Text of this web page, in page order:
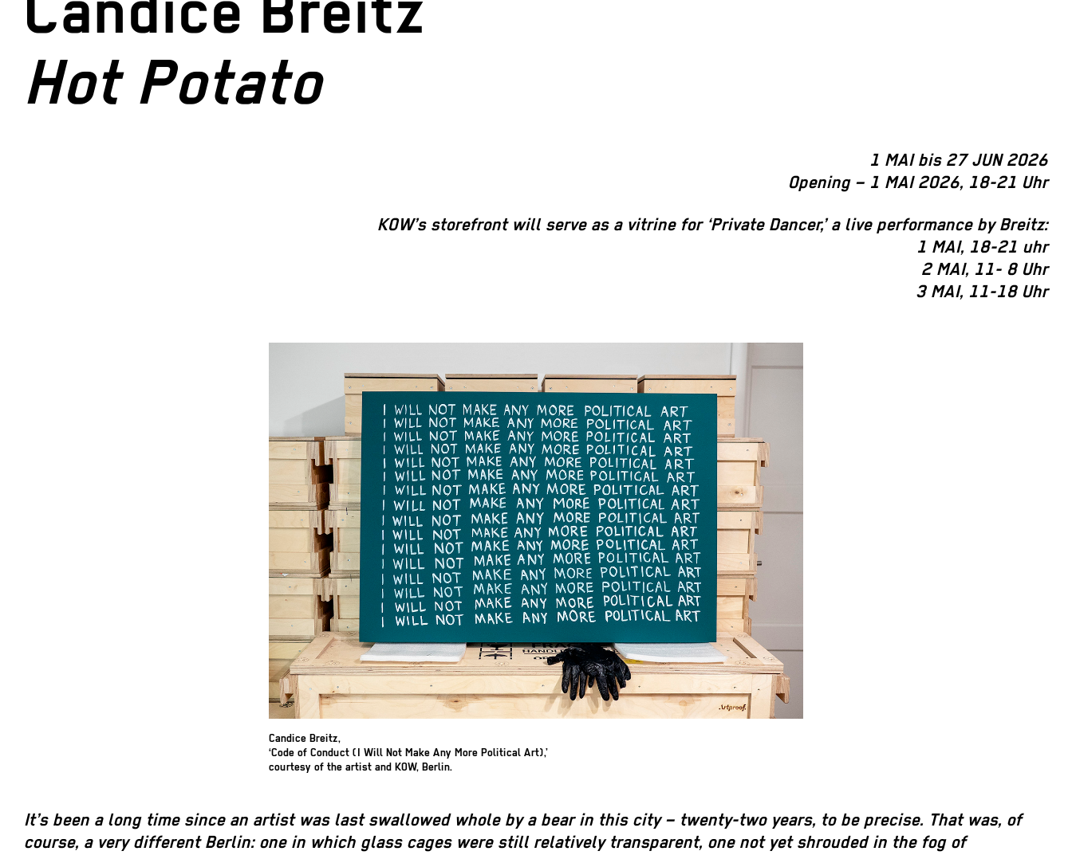
Candice Breitz
Hot Potato
1 MAI bis 27 JUN 2026
Opening – 1 MAI 2026, 18-21 Uhr
KOW’s storefront will serve as a vitrine for ‘Private Dancer,’ a live performance by Breitz:
1 MAI, 18-21 uhr
2 MAI, 11- 8 Uhr
3 MAI, 11-18 Uhr
Candice Breitz,
‘Code of Conduct (I Will Not Make Any More Political Art),’
courtesy of the artist and KOW, Berlin.
It’s been a long time since an artist was last swallowed whole by a bear in this city – twenty-two years, to be precise. That was, of
course, a very different Berlin: one in which glass cages were still relatively transparent, one not yet shrouded in the fog of